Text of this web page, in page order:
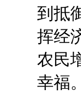
到抵
挥经
农民
幸福。